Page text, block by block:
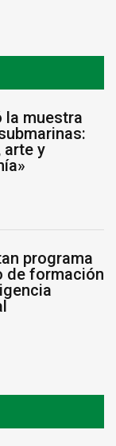
la muestra
arte y
programa
de formación